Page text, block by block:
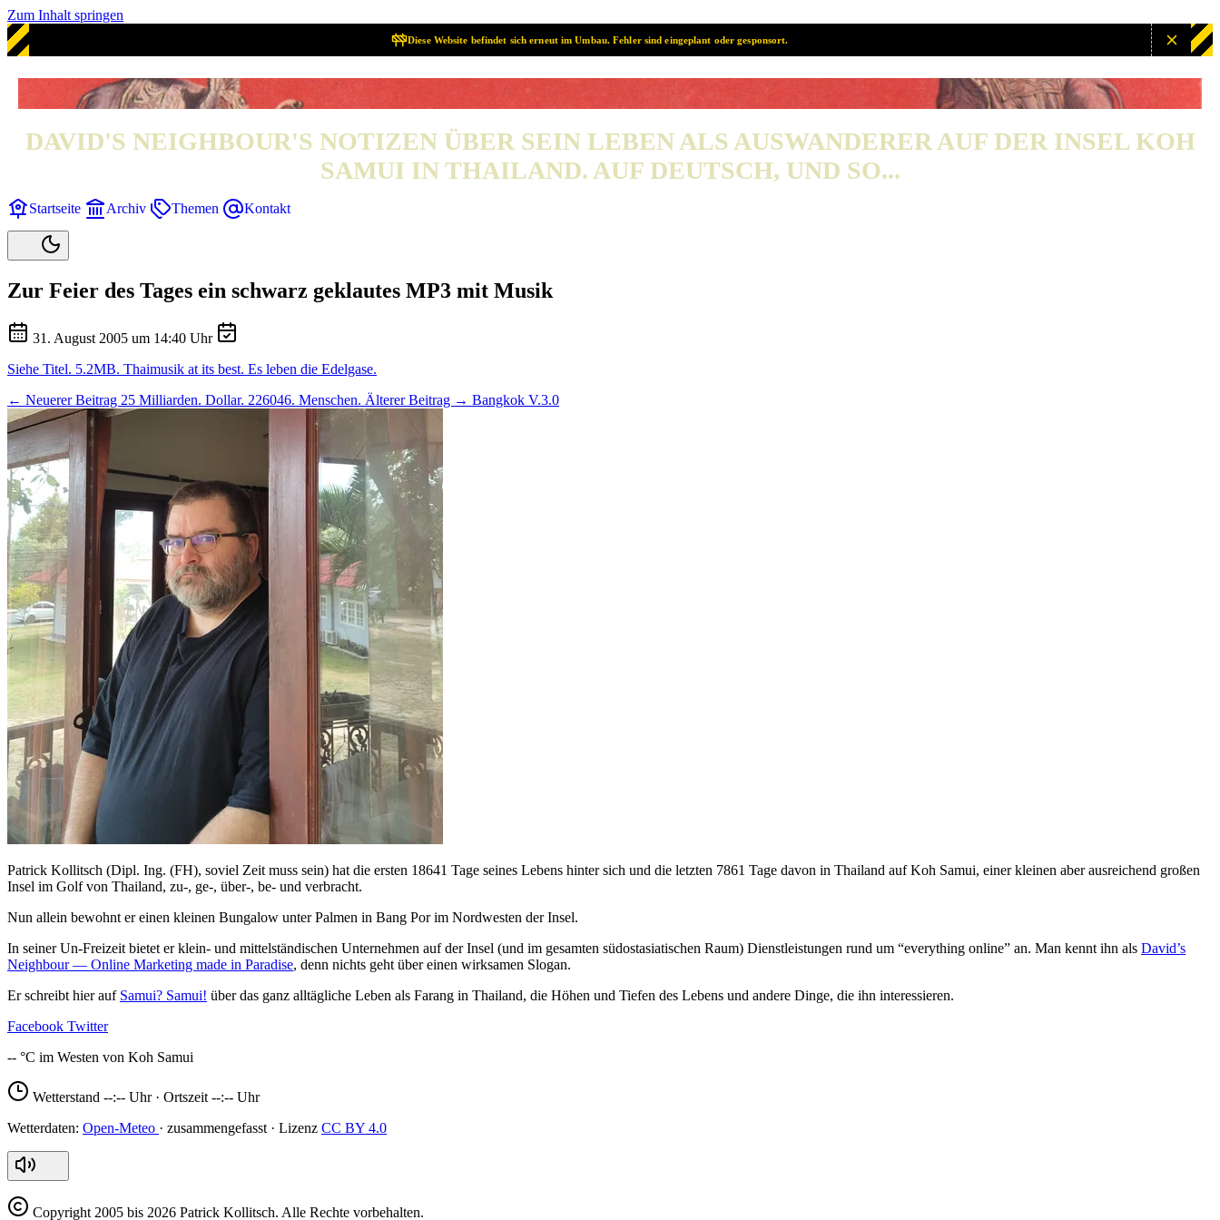
Zum Inhalt springen
Diese Website befindet sich erneut im Umbau. Fehler sind eingeplant oder gesponsort.
SAMUI? SAMUI!
DAVID'S NEIGHBOUR'S NOTIZEN ÜBER SEIN LEBEN ALS AUSWANDERER AUF DER INSEL KOH
SAMUI IN THAILAND. AUF DEUTSCH, UND SO...
Startseite Archiv Themen Kontakt
Zur Feier des Tages ein schwarz geklautes MP3 mit Musik
31. August 2005 um 14:40 Uhr
Siehe Titel. 5.2MB. Thaimusik at its best. Es leben die Edelgase.
← Neuerer Beitrag 25 Milliarden. Dollar. 226046. Menschen. Älterer Beitrag → Bangkok V.3.0
Patrick Kollitsch (Dipl. Ing. (FH), soviel Zeit muss sein) hat die ersten 18641 Tage seines Lebens hinter sich und die letzten 7861 Tage davon in Thailand auf Koh Samui, einer kleinen aber ausreichend großen
Insel im Golf von Thailand, zu-, ge-, über-, be- und verbracht.
Nun allein bewohnt er einen kleinen Bungalow unter Palmen in Bang Por im Nordwesten der Insel.
In seiner Un-Freizeit bietet er klein- und mittelständischen Unternehmen auf der Insel (und im gesamten südostasiatischen Raum) Dienstleistungen rund um “everything online” an. Man kennt ihn als David’s
Neighbour — Online Marketing made in Paradise, denn nichts geht über einen wirksamen Slogan.
Er schreibt hier auf Samui? Samui! über das ganz alltägliche Leben als Farang in Thailand, die Höhen und Tiefen des Lebens und andere Dinge, die ihn interessieren.
Facebook Twitter
--
Wetterstand --:-- Uhr · Ortszeit --:-- Uhr
Open-Meteo
CC BY 4.0
Copyright 2005 bis 2026 Patrick Kollitsch. Alle Rechte vorbehalten.